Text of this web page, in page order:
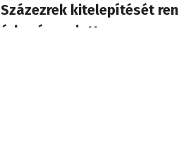
Százezrek kitelepítését
érkezése miatt